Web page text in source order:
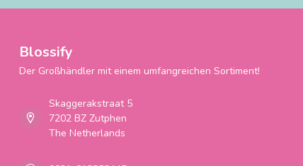
Blossify
Der Großhändler mit einem umfangreichen Sortiment!
Skaggerakstraat 5
7202 BZ Zutphen
The Netherlands